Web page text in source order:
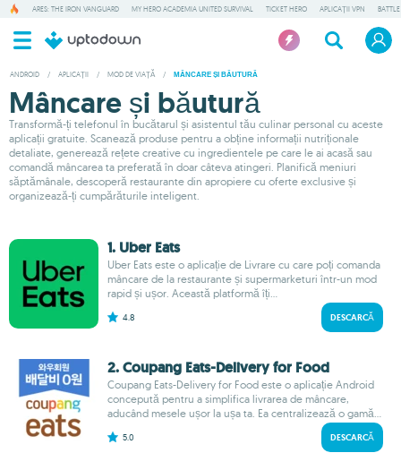
ARES: THE IRON VANGUARD MY HERO ACADEMIA UNITED SURVIVAL TICKET HERO APLICAȚII VPN
ANDROID / APLICAȚII / MOD DE VIAȚĂ / MÂNCARE ȘI BĂUTURĂ
Mâncare și băutură
Transformă-ți telefonul în bucătarul și asistentul tău culinar personal cu aceste
aplicații gratuite. Scanează produse pentru a obține informații nutriționale
detaliate, generează rețete creative cu ingredientele pe care le ai acasă sau
comandă mâncarea ta preferată în doar câteva atingeri. Planifică meniuri
săptămânale, descoperă restaurante din apropiere cu oferte exclusive și
organizează-ți cumpărăturile inteligent.
1. Uber Eats
Uber Eats este o aplicație de Livrare cu care poți comanda
mâncare de la restaurante și supermarketuri într-un mod
rapid și ușor. Această platformă îți...
4.8 DESCARCĂ
2. Coupang Eats-Delivery for Food
Coupang Eats-Delivery for Food este o aplicație Android
concepută pentru a simplifica livrarea de mâncare,
aducând mesele ușor la ușa ta. Ea centralizează o gamă...
5.0 DESCARCĂ